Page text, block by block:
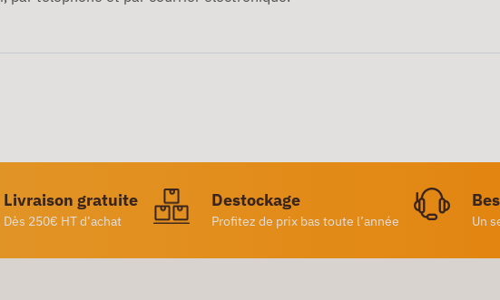
Livraison gratuite
Dès 250€ HT d’achat
Destockage
Profitez de prix bas toute l’année Un